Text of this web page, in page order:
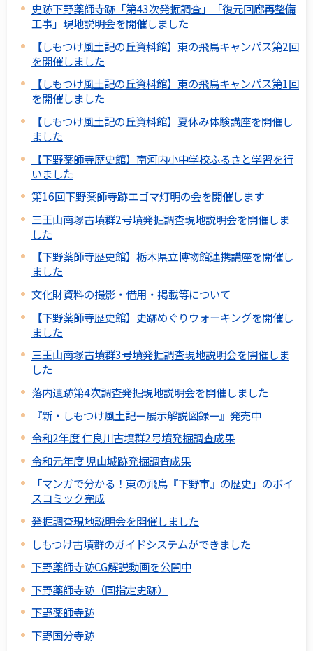
史跡下野薬師寺跡「第43次発掘調査」「復元回廊再整備
工事」現地説明会を開催しました
【しもつけ風土記の丘資料館】東の飛鳥キャンパス第2回
を開催しました
【しもつけ風土記の丘資料館】東の飛鳥キャンパス第1回
を開催しました
【しもつけ風土記の丘資料館】夏休み体験講座を開催し
ました
【下野薬師寺歴史館】南河内小中学校ふるさと学習を行
いました
第16回下野薬師寺跡エゴマ灯明の会を開催します
三王山南塚古墳群2号墳発掘調査現地説明会を開催しま
した
【下野薬師寺歴史館】栃木県立博物館連携講座を開催し
ました
文化財資料の撮影・借用・掲載等について
【下野薬師寺歴史館】史跡めぐりウォーキングを開催し
ました
三王山南塚古墳群3号墳発掘調査現地説明会を開催しま
した
落内遺跡第4次調査発掘現地説明会を開催しました
『新・しもつけ風土記ー展示解説図録ー』発売中
令和2年度 仁良川古墳群2号墳発掘調査成果
令和元年度 児山城跡発掘調査成果
「マンガで分かる！東の飛鳥『下野市』の歴史」のボイ
スコミック完成
発掘調査現地説明会を開催しました
しもつけ古墳群のガイドシステムができました
下野薬師寺跡CG解説動画を公開中
下野薬師寺跡（国指定史跡）
下野薬師寺跡
下野国分寺跡